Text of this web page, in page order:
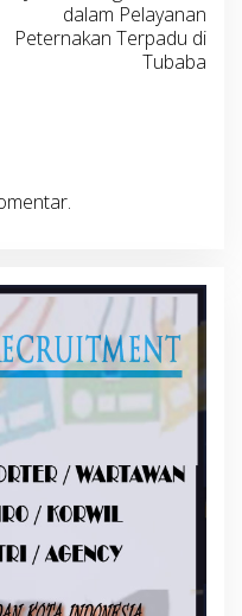
dalam Pelayanan
Peternakan Terpadu di
Tubaba